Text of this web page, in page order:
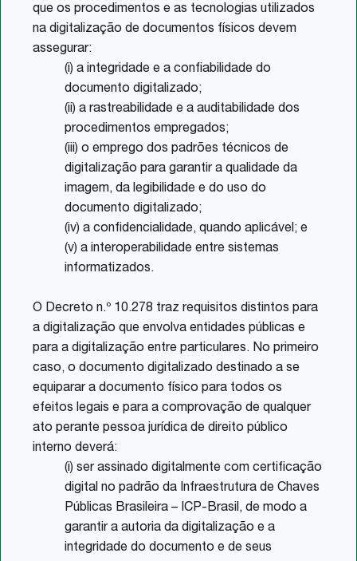
que os procedimentos e as tecnologias utilizados
na digitalização de documentos físicos devem
assegurar:
(i) a integridade e a confiabilidade do
documento digitalizado;
(ii) a rastreabilidade e a auditabilidade dos
procedimentos empregados;
(iii) o emprego dos padrões técnicos de
digitalização para garantir a qualidade da
imagem, da legibilidade e do uso do
documento digitalizado;
(iv) a confidencialidade, quando aplicável; e
(v) a interoperabilidade entre sistemas
informatizados.
O Decreto n.º 10.278 traz requisitos distintos para
a digitalização que envolva entidades públicas e
para a digitalização entre particulares. No primeiro
caso, o documento digitalizado destinado a se
equiparar a documento físico para todos os
efeitos legais e para a comprovação de qualquer
ato perante pessoa jurídica de direito público
interno deverá:
(i) ser assinado digitalmente com certificação
digital no padrão da Infraestrutura de Chaves
Públicas Brasileira – ICP-Brasil, de modo a
garantir a autoria da digitalização e a
integridade do documento e de seus